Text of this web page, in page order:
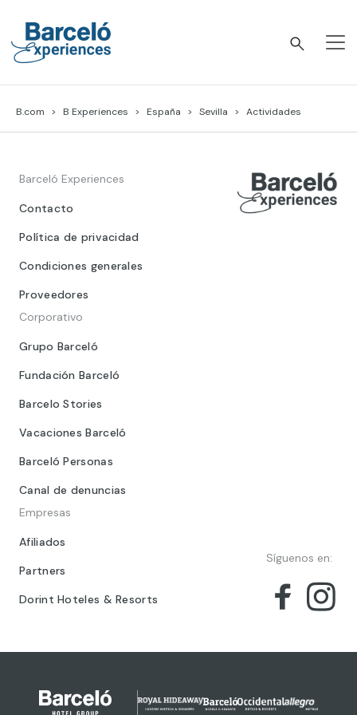
content
B.com B Experiences España Sevilla Actividades
Barceló Experiences
Contacto
Política de privacidad
Condiciones generales
Proveedores
Corporativo
Grupo Barceló
Fundación Barceló
Barcelo Stories
Vacaciones Barceló
Barceló Personas
Canal de denuncias
Empresas
Afiliados
Partners
Dorint Hoteles & Resorts
Síguenos en: